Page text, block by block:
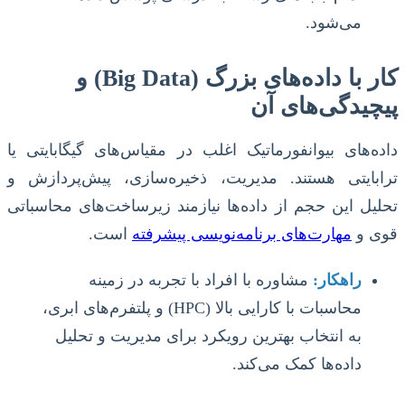
می‌شود.
کار با داده‌های بزرگ (Big Data) و
پیچیدگی‌های آن
داده‌های بیوانفورماتیک اغلب در مقیاس‌های گیگابایتی یا
ترابایتی هستند. مدیریت، ذخیره‌سازی، پیش‌پردازش و
تحلیل این حجم از داده‌ها نیازمند زیرساخت‌های محاسباتی
قوی و مهارت‌های برنامه‌نویسی پیشرفته است.
راهکار: مشاوره با افراد با تجربه در زمینه
محاسبات با کارایی بالا (HPC) و پلتفرم‌های ابری،
به انتخاب بهترین رویکرد برای مدیریت و تحلیل
داده‌ها کمک می‌کند.